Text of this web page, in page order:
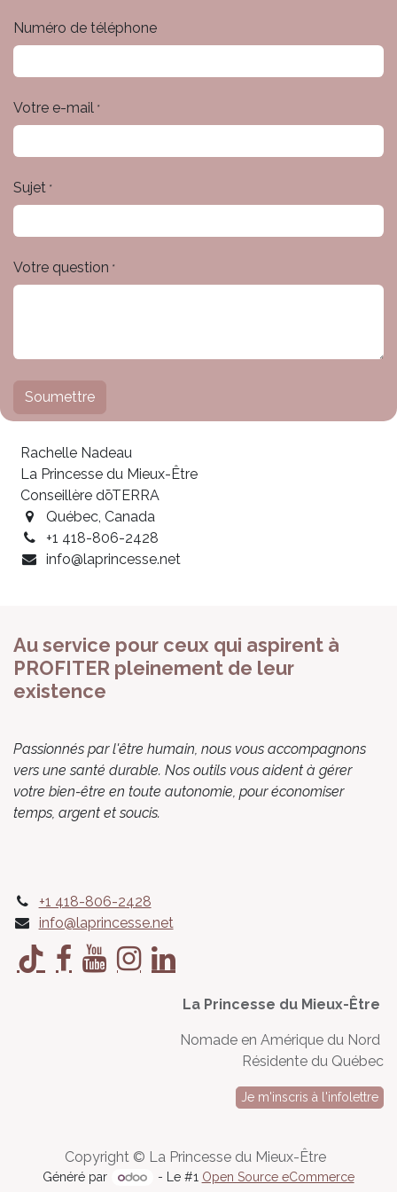
Numéro de téléphone
Votre e-mail *
Sujet *
Votre question *
Soumettre
Rachelle Nadeau
La Princesse du Mieux-Être
Conseillère dōTERRA
Québec, Canada
+1 418-806-2428
info@laprincesse.net
Au service pour ceux qui aspirent à
PROFITER pleinement de leur
existence
Passionnés par l'être humain, nous vous accompagnons
vers une santé durable. Nos outils vous aident à gérer
votre bien-être en toute autonomie, pour économiser
temps, argent et soucis.
+1 418-806-2428
info@laprincesse.net
La Princesse du Mieux-Être
Nomade en Amérique du Nord
Résidente du Québec
Je m'inscris à l'infolettre
Copyright © La Princesse du Mieux-Être
Généré par - Le #1 Open Source eCommerce